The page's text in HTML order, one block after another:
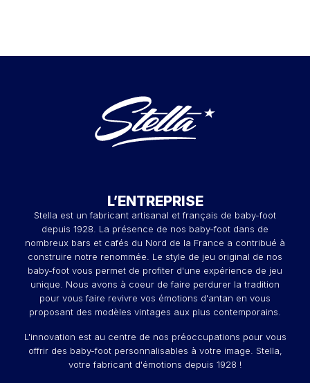
L’ENTREPRISE
Stella est un fabricant artisanal et français de baby-foot
depuis 1928. La présence de nos baby-foot dans de
nombreux bars et cafés du Nord de la France a contribué à
construire notre renommée. Le style de jeu original de nos
baby-foot vous permet de profiter d'une expérience de jeu
unique. Nous avons à coeur de faire perdurer la tradition
pour vous faire revivre vos émotions d'antan en vous
proposant des modèles vintages aux plus contemporains.
L'innovation est au centre de nos préoccupations pour vous
offrir des baby-foot personnalisables à votre image. Stella,
votre fabricant d'émotions depuis 1928 !